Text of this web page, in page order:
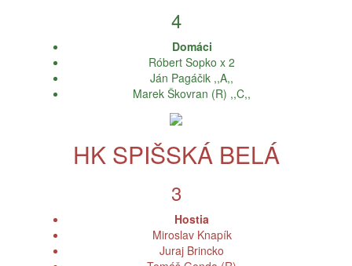
4
Domáci
Róbert Sopko x 2
Ján Pagáčik ,,A,,
Marek Škovran (R) ,,C,,
HK SPIŠSKÁ BELÁ
3
Hostia
Miroslav Knapík
Juraj Brincko